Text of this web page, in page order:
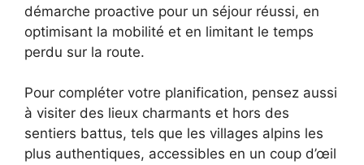
démarche proactive pour un séjour réussi, en
optimisant la mobilité et en limitant le temps
perdu sur la route.
Pour compléter votre planification, pensez aussi
à visiter des lieux charmants et hors des
sentiers battus, tels que les villages alpins les
plus authentiques, accessibles en un coup d’œil